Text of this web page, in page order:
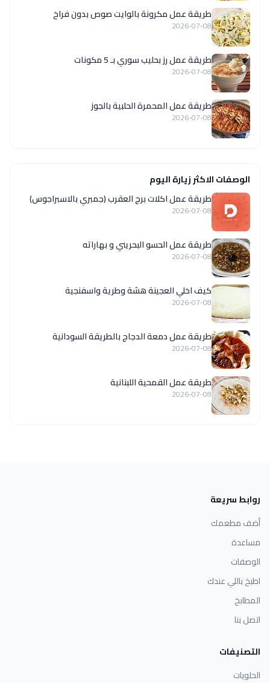
طريقة عمل مكرونة بالوايت صوص بدون فراخ
2026-07-08
طريقة عمل رز بحليب سوري بـ 5 مكونات
2026-07-08
طريقة عمل المحمرة الحلبية بالجوز
2026-07-08
الوصفات الاكثر زيارة اليوم
طريقة عمل اكلات برج العقرب (جمبري بالاسبراجوس)
2026-07-08
طريقة عمل الحسو البحريني و بهاراته
2026-07-08
كيف اخلي العجينة هشة وطرية واسفنجية
2026-07-08
طريقة عمل دمعة الدجاج بالطريقة السودانية
2026-07-08
طريقة عمل القمحية اللبنانية
2026-07-08
روابط سريعة
أضف مطعمك
مساعدة
الوصفات
اطبخ باللي عندك
المطابخ
اتصل بنا
التصنيفات
الحلويات